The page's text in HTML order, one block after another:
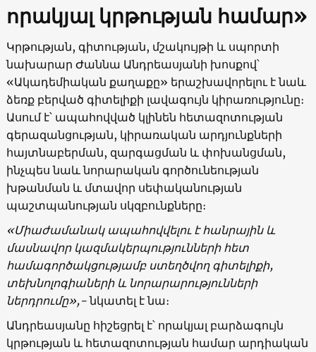
որակյալ կրթության համար»
Կրթության, գիտության, մշակույթի և սպորտի
նախարար Ժաննա Անդրեասյանի խոսքով՝
«Ակադեմիական քաղաքը» երաշխավորելու է նաև
ձեռք բերված գիտելիքի լավագույն կիրառությունը։
Ասում է՝ ապահովված կլինեն հետազոտության
գերազանցության, կիրառական արդյունքների
հայտնաբերման, զարգացման և փոխանցման,
ինչպես նաև նորարական գործունեության
խթանման և մտավոր սեփականության
պաշտպանության սկզբունքները։
«Միաժամանակ ապահովվելու է հանրային և
մասնավոր կազմակերպությունների հետ
համագործակցությամբ ստեղծվող գիտելիքի,
տեխնոլոգիաների և նորարարությունների
ներդրումը»,-նկատել է նա։
Անդրեասյանը հիշեցրել է՝ որակյալ բարձագույն
կրթության և հետազոտության համար արդիական